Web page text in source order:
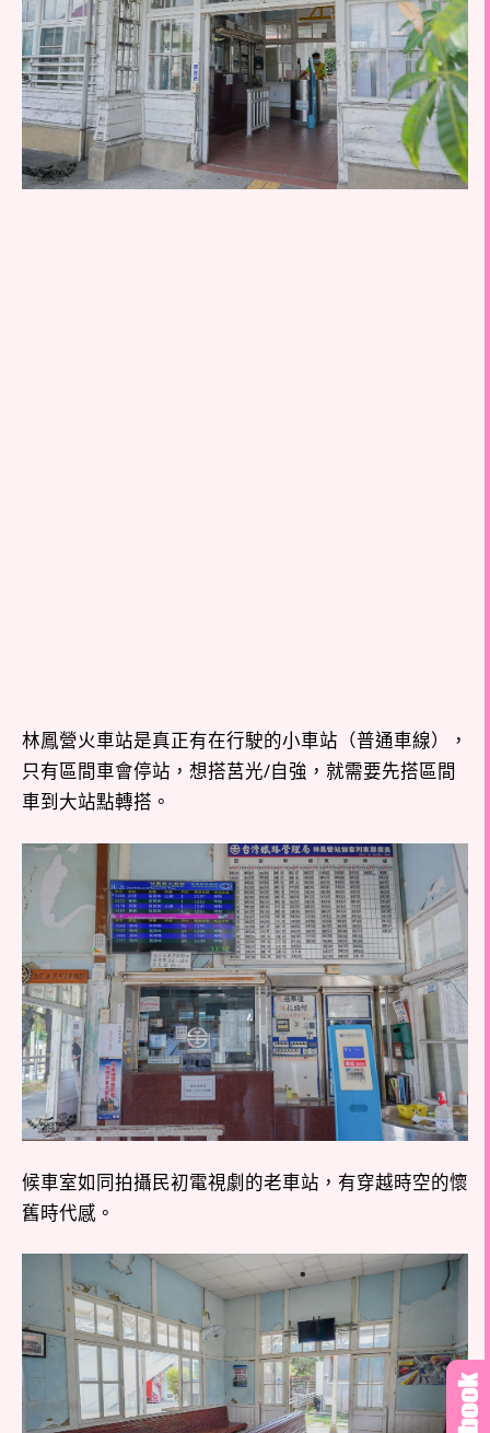
林鳳營火車站是真正有在行駛的小車站（普通車線），
只有區間車會停站，想搭莒光/自強，就需要先搭區間
車到大站點轉搭。
候車室如同拍攝民初電視劇的老車站，有穿越時空的懷
舊時代感。